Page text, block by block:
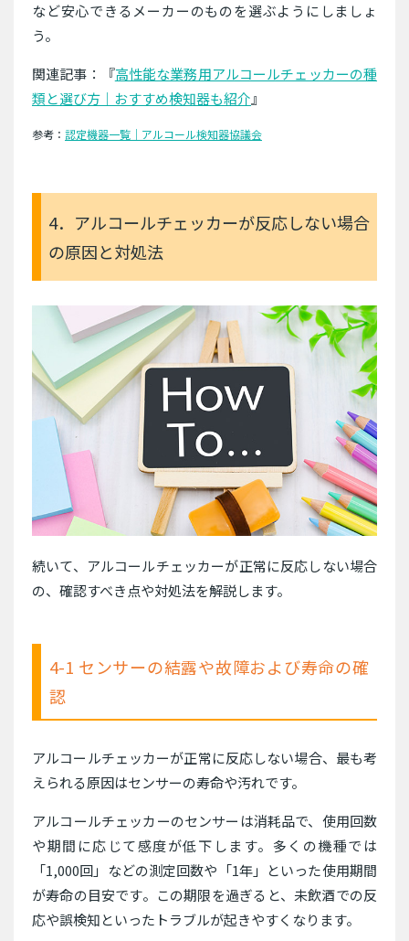
など安心できるメーカーのものを選ぶようにしましょ
う。
関連記事：『高性能な業務用アルコールチェッカーの種
類と選び方｜おすすめ検知器も紹介』
参考： 認定機器一覧｜アルコール検知器協議会
4．アルコールチェッカーが反応しない場合
の原因と対処法
続いて、アルコールチェッカーが正常に反応しない場合
の、確認すべき点や対処法を解説します。
4-1 センサーの結露や故障および寿命の確
認
アルコールチェッカーが正常に反応しない場合、最も考
えられる原因はセンサーの寿命や汚れです。
アルコールチェッカーのセンサーは消耗品で、使用回数
や期間に応じて感度が低下します。多くの機種では
「1,000回」などの測定回数や「1年」といった使用期間
が寿命の目安です。この期限を過ぎると、未飲酒での反
応や誤検知といったトラブルが起きやすくなります。